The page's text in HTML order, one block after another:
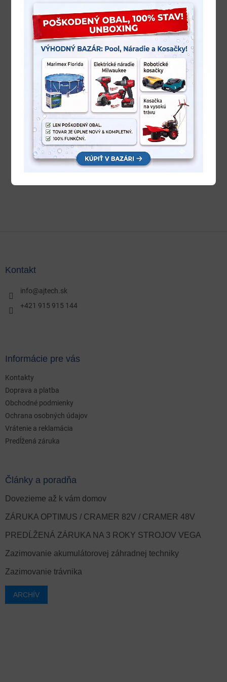
Kontakt
info@ajtech.sk
+421 915 915 144
Informácie pre vás
Kontakty
Doprava a platba
Obchodné podmienky
Ochrana osobných údajov
Vrátenie a reklamácia
Predĺžená záruka
Články a poradňa
Dovezieme až k vám domov
ZÁRUKA OPTIMUS / CRAMER 82V / CRAMER 48V
PREDĹŽENÁ ZÁRUKA NA 3 ROKY STROJOV VEGA
Zazimovanie akumulátorovej záhradnej techniky
Zazimovanie trávnika
ARCHÍV